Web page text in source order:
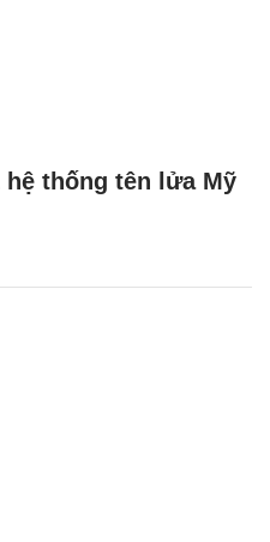
hệ thống tên lửa Mỹ